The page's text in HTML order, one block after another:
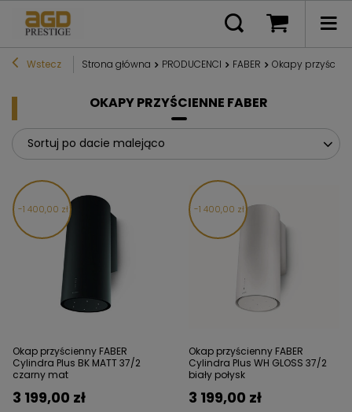
Wstecz Strona główna PRODUCENCI FABER Okapy
OKAPY PRZYŚCIENNE FABER
Sortuj po dacie malejąco
1 400,00 zł
Okap przyścienny FABER
Cylindra Plus BK MATT 37/2
czarny mat
3 199,00 zł
1 400,00 zł
Okap przyścienny FABER
Cylindra Plus WH GLOSS 37/2
biały połysk
3 199,00 zł